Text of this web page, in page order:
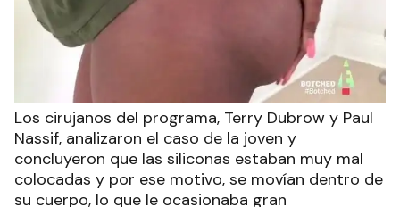
Los cirujanos del programa, Terry Dubrow y Paul
Nassif, analizaron el caso de la joven y
concluyeron que las siliconas estaban muy mal
colocadas y por ese motivo, se movían dentro de
su cuerpo, lo que le ocasionaba gran